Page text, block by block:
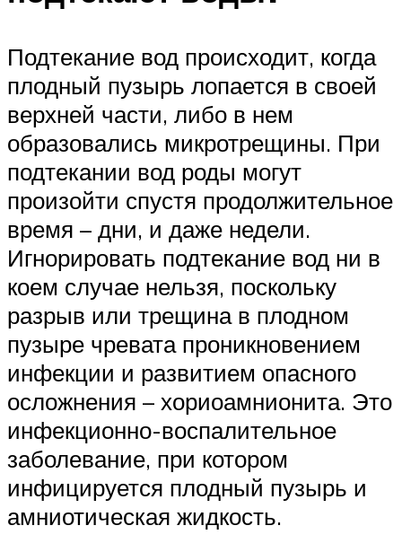
Подтекание вод происходит, когда
плодный пузырь лопается в своей
верхней части, либо в нем
образовались микротрещины. При
подтекании вод роды могут
произойти спустя продолжительное
время – дни, и даже недели.
Игнорировать подтекание вод ни в
коем случае нельзя, поскольку
разрыв или трещина в плодном
пузыре чревата проникновением
инфекции и развитием опасного
осложнения – хориоамнионита. Это
инфекционно-воспалительное
заболевание, при котором
инфицируется плодный пузырь и
амниотическая жидкость.